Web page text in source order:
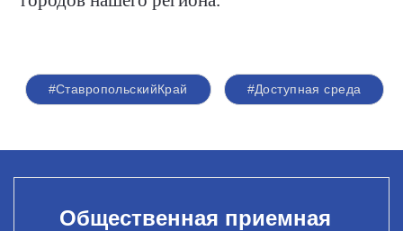
#СтавропольскийКрай #Доступная среда
Общественная приемная